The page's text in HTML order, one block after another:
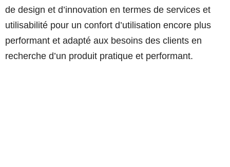
de design et d’innovation en termes de services et
utilisabilité pour un confort d’utilisation encore plus
performant et adapté aux besoins des clients en
recherche d’un produit pratique et performant.